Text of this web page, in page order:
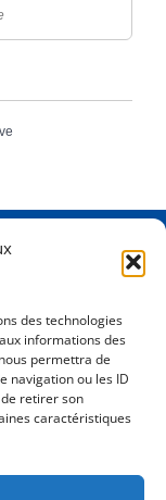
des technologies
informations des
permettra de
navigation ou les ID
retirer son
caractéristiques
à 18h00